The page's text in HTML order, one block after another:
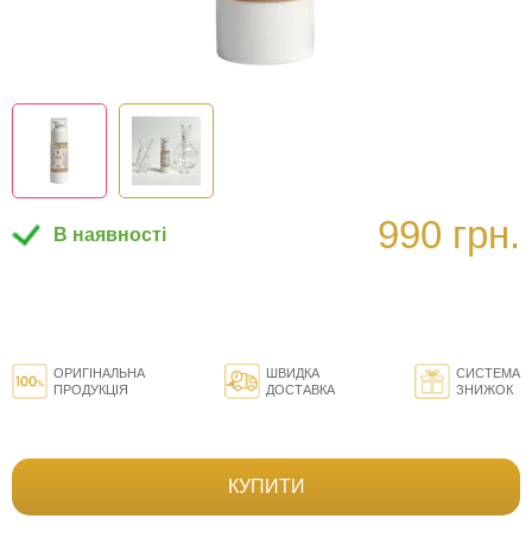
В наявності 990 грн.
ОРИГІНАЛЬНА
ПРОДУКЦІЯ
ШВИДКА
ДОСТАВКА
СИСТЕМА
ЗНИЖОК
КУПИТИ